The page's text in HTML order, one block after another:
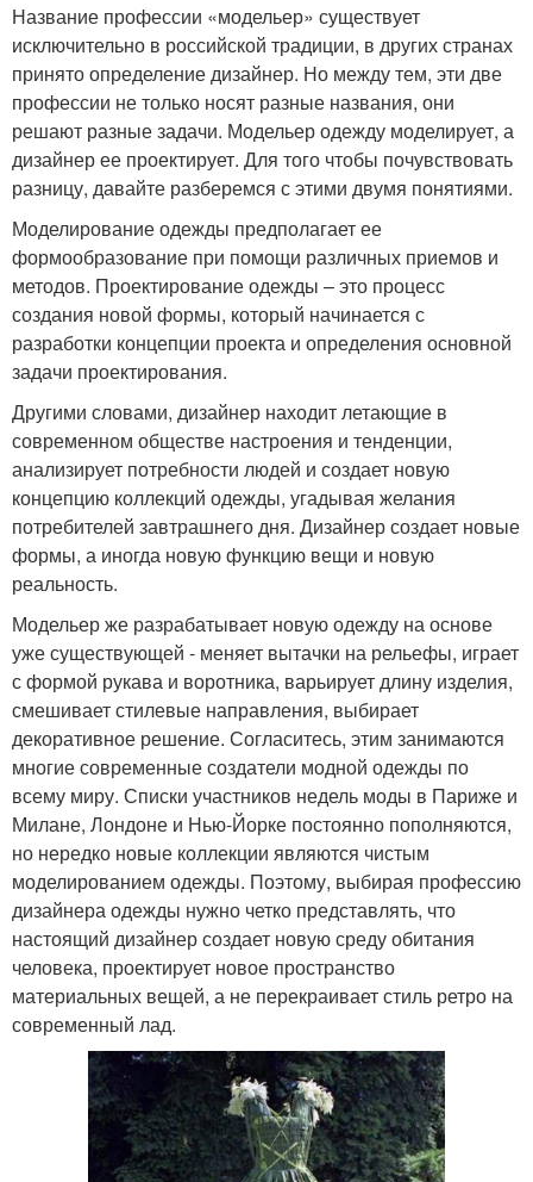
Название профессии «модельер» существует
исключительно в российской традиции, в других странах
принято определение дизайнер. Но между тем, эти две
профессии не только носят разные названия, они
решают разные задачи. Модельер одежду моделирует, а
дизайнер ее проектирует. Для того чтобы почувствовать
разницу, давайте разберемся с этими двумя понятиями.
Моделирование одежды предполагает ее
формообразование при помощи различных приемов и
методов. Проектирование одежды – это процесс
создания новой формы, который начинается с
разработки концепции проекта и определения основной
задачи проектирования.
Другими словами, дизайнер находит летающие в
современном обществе настроения и тенденции,
анализирует потребности людей и создает новую
концепцию коллекций одежды, угадывая желания
потребителей завтрашнего дня. Дизайнер создает новые
формы, а иногда новую функцию вещи и новую
реальность.
Модельер же разрабатывает новую одежду на основе
уже существующей - меняет вытачки на рельефы, играет
с формой рукава и воротника, варьирует длину изделия,
смешивает стилевые направления, выбирает
декоративное решение. Согласитесь, этим занимаются
многие современные создатели модной одежды по
всему миру. Списки участников недель моды в Париже и
Милане, Лондоне и Нью-Йорке постоянно пополняются,
но нередко новые коллекции являются чистым
моделированием одежды. Поэтому, выбирая профессию
дизайнера одежды нужно четко представлять, что
настоящий дизайнер создает новую среду обитания
человека, проектирует новое пространство
материальных вещей, а не перекраивает стиль ретро на
современный лад.